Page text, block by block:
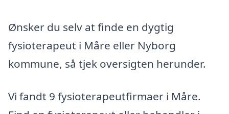
Ønsker du selv at finde en dygtig
fysioterapeut i Måre eller Nyborg
kommune, så tjek oversigten herunder.
Vi fandt 9 fysioterapeutfirmaer i Måre.